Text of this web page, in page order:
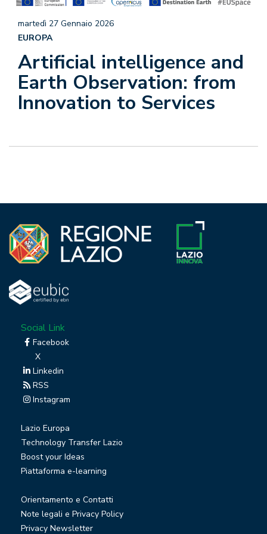
Artificial intelligence and
Earth Observation: from
Innovation to Services
martedì 27 Gennaio 2026
EUROPA
Social Link
Facebook
X
Linkedin
RSS
Instagram
Lazio Europa
Technology Transfer Lazio
Boost your Ideas
Piattaforma e-learning
Orientamento e Contatti
Note legali e Privacy Policy
Privacy Newsletter